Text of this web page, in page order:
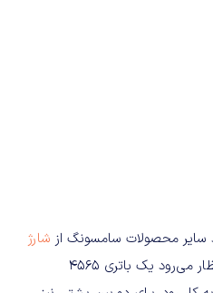
شارژ
پشتیبانی خواهد کرد. انتظار می‌رود یک باتری ۴۵۶۵